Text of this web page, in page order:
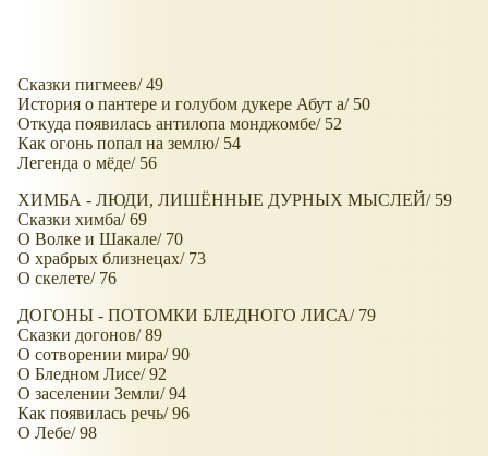
Сказки пигмеев/ 49
История о пантере и голубом дукере Абут а/ 50
Откуда появилась антилопа монджомбе/ 52
Как огонь попал на землю/ 54
Легенда о мёде/ 56
ХИМБА - ЛЮДИ, ЛИШЁННЫЕ ДУРНЫХ МЫСЛЕЙ/ 59
Сказки химба/ 69
О Волке и Шакале/ 70
О храбрых близнецах/ 73
О скелете/ 76
ДОГОНЫ - ПОТОМКИ БЛЕДНОГО ЛИСА/ 79
Сказки догонов/ 89
О сотворении мира/ 90
О Бледном Лисе/ 92
О заселении Земли/ 94
Как появилась речь/ 96
О Лебе/ 98